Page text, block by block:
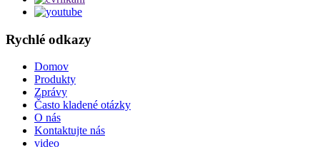
Rychlé odkazy
Domov
Produkty
Zprávy
Často kladené otázky
O nás
Kontaktujte nás
video